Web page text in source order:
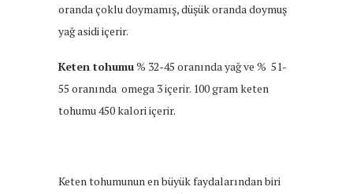
oranda çoklu doymamış, düşük oranda doymuş
yağ asidi içerir.
Keten tohumu% 32-45 oranında yağ ve % 51-
55 oranında omega 3 içerir. 100 gram keten
tohumu 450 kalori içerir.
Keten tohumunun en büyük faydalarından biri